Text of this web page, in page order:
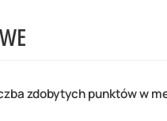
zdobytych punktów w